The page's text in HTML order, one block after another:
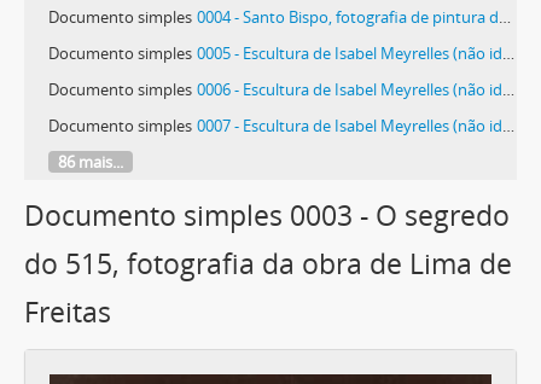
Documento simples 0004 - Santo Bispo, fotografia de pintura de Rui Carita
Documento simples 0005 - Escultura de Isabel Meyrelles (não identificada)
Documento simples 0006 - Escultura de Isabel Meyrelles (não identificada)
Documento simples 0007 - Escultura de Isabel Meyrelles (não identificada)
86 mais...
Documento simples 0003 - O segredo
do 515, fotografia da obra de Lima de
Freitas